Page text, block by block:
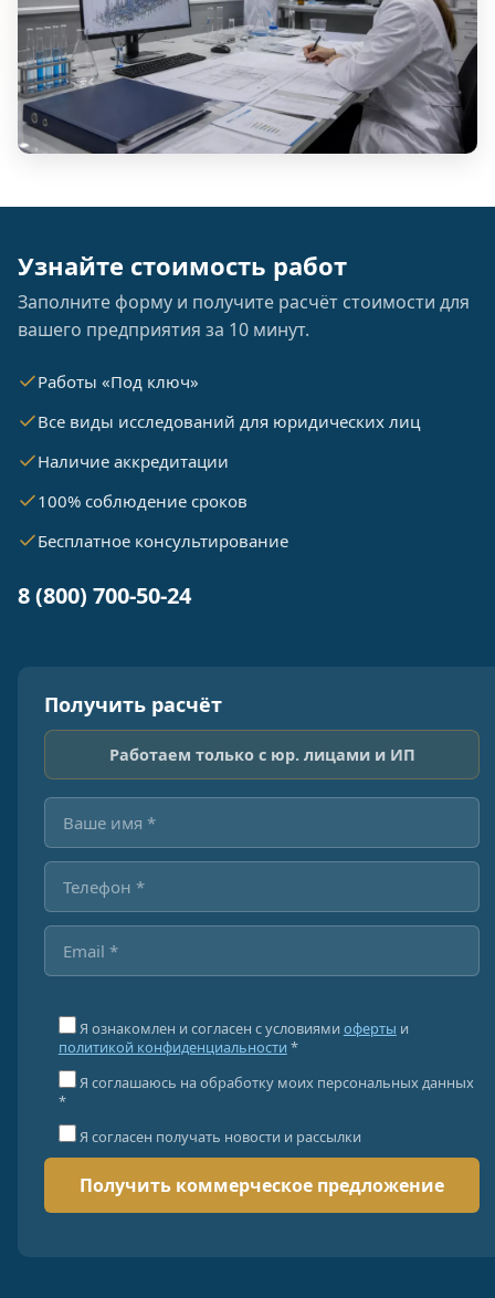
Узнайте стоимость работ
Заполните форму и получите расчёт стоимости для
вашего предприятия за 10 минут.
Работы «Под ключ»
Все виды исследований для юридических лиц
Наличие аккредитации
100% соблюдение сроков
Бесплатное консультирование
8 (800) 700-50-24
Получить расчёт
Работаем только с юр. лицами и ИП
Я ознакомлен и согласен с условиями оферты и
политикой конфиденциальности *
Я соглашаюсь на обработку моих персональных данных
*
Я согласен получать новости и рассылки